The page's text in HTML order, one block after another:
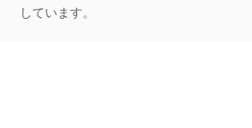
しています。